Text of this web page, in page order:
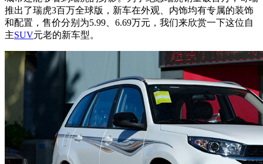
推出了瑞虎3百万全球版，新车在外观、内饰均有专属的装饰
和配置，售价分别为5.99、6.69万元，我们来欣赏一下这位自
主SUV元老的新车型。